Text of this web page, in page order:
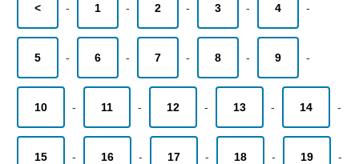
< - 1 - 2 - 3 - 4 -
5 - 6 - 7 - 8 - 9 -
10 - 11 - 12 - 13 - 14 -
15 - 16 - 17 - 18 - 19 -